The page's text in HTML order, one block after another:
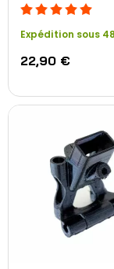
Expédition sous
22,90 €